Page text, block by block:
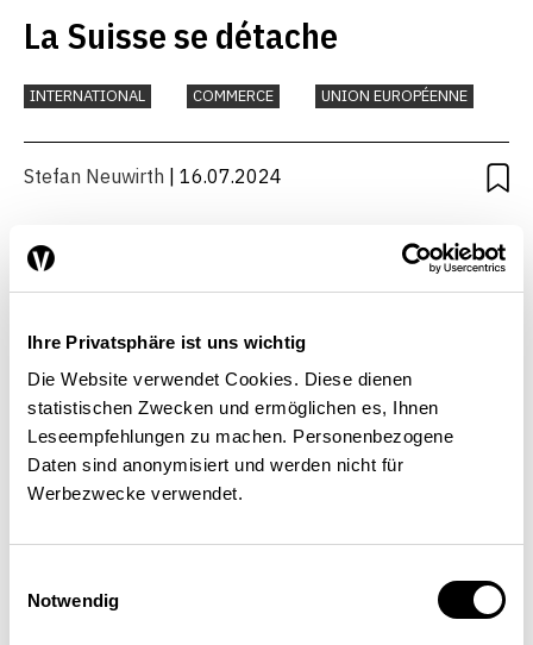
Ihre Privatsphäre ist uns wichtig
Die Website verwendet Cookies. Diese dienen
statistischen Zwecken und ermöglichen es, Ihnen
Leseempfehlungen zu machen. Personenbezogene
Daten sind anonymisiert und werden nicht für
Werbezwecke verwendet.
Notwendig
La Suisse se détache
INTERNATIONAL COMMERCE UNION EUROPÉENNE
Stefan Neuwirth | 16.07.2024
Un risque de correction dans le
secteur de la construction
IMMOBILIER INDUSTRIE TRAVAIL
Stefan Neuwirth,Philipp Wegmüller| 13.09.2022